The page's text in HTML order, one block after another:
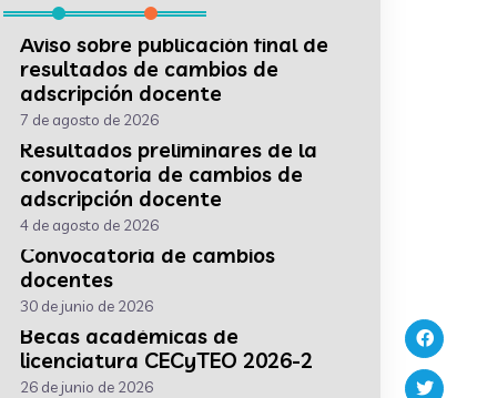
Aviso sobre publicación final de
resultados de cambios de
adscripción docente
7 de agosto de 2026
Resultados preliminares de la
convocatoria de cambios de
adscripción docente
4 de agosto de 2026
Convocatoria de cambios
docentes
30 de junio de 2026
Becas académicas de
licenciatura CECyTEO 2026-2
26 de junio de 2026